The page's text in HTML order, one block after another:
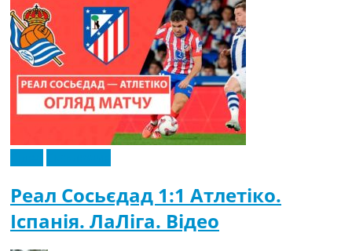
Реал Сосьєдад 1:1 Атлетіко.
Іспанія. ЛаЛіга. Відео